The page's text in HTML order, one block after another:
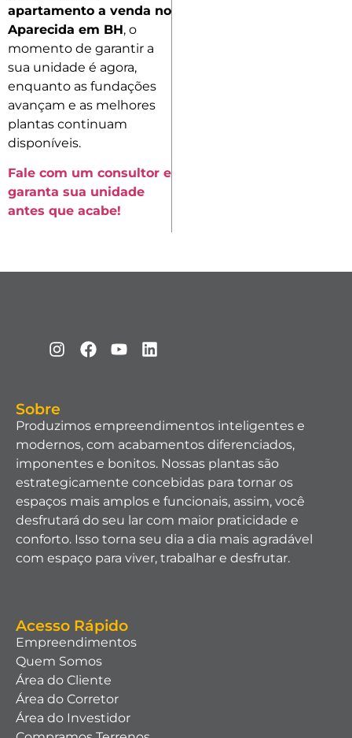
apartamento a venda no
Aparecida em BH, o
momento de garantir a
sua unidade é agora,
enquanto as fundações
avançam e as melhores
plantas continuam
disponíveis.
Fale com um consultor e
garanta sua unidade
antes que acabe!
Sobre
Produzimos empreendimentos inteligentes e
modernos, com acabamentos diferenciados,
imponentes e bonitos. Nossas plantas são
estrategicamente concebidas para tornar os
espaços mais amplos e funcionais, assim, você
desfrutará do seu lar com maior praticidade e
conforto. Isso torna seu dia a dia mais agradável
com espaço para viver, trabalhar e desfrutar.
Acesso Rápido
Empreendimentos
Quem Somos
Área do Cliente
Área do Corretor
Área do Investidor